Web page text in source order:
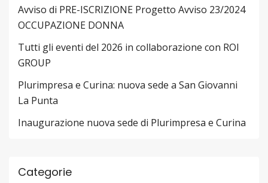
Avviso di PRE-ISCRIZIONE Progetto Avviso 23/2024
OCCUPAZIONE DONNA
Tutti gli eventi del 2026 in collaborazione con ROI
GROUP
Plurimpresa e Curina: nuova sede a San Giovanni
La Punta
Inaugurazione nuova sede di Plurimpresa e Curina
Categorie